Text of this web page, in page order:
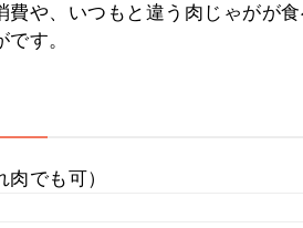
や、いつもと違う肉じゃがが
す。
でも可）